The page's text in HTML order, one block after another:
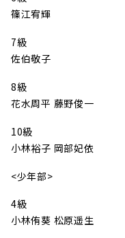
篠江宥輝
7級
佐伯敬子
8級
花水周平 藤野俊一
10級
小林裕子 岡部妃依
<少年部>
4級
小林侑葵 松原遥生